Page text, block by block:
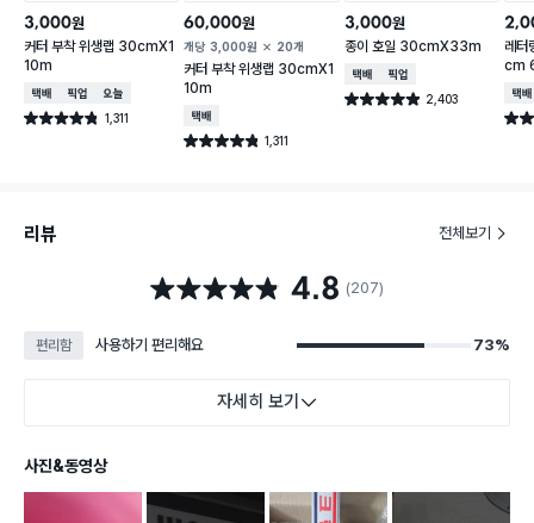
3,000원
커터 부착 위생랩 30cmX1
10m
택배배송매장픽업오늘배송
별점 4.8점 1,311
건 작성
60,000원
개당 3,000원 20개
커터 부착 위생랩 30cmX1
10m
택배배송
별점 4.8점 1,311
건 작성
3,000원
종이 호일 30cmX33m
택배배송매장픽업
별점 4.9점 2,403
건 작성
레터
cm
택배
별점
리뷰 전체보기
별점 4.8점 4.8 (207)
편리함 사용하기 편리해요 73%
자세히 보기
사진&동영상